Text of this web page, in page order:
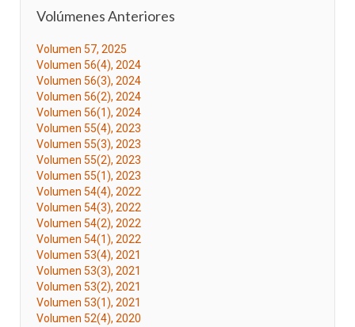
Volúmenes Anteriores
Volumen 57, 2025
Volumen 56(4), 2024
Volumen 56(3), 2024
Volumen 56(2), 2024
Volumen 56(1), 2024
Volumen 55(4), 2023
Volumen 55(3), 2023
Volumen 55(2), 2023
Volumen 55(1), 2023
Volumen 54(4), 2022
Volumen 54(3), 2022
Volumen 54(2), 2022
Volumen 54(1), 2022
Volumen 53(4), 2021
Volumen 53(3), 2021
Volumen 53(2), 2021
Volumen 53(1), 2021
Volumen 52(4), 2020